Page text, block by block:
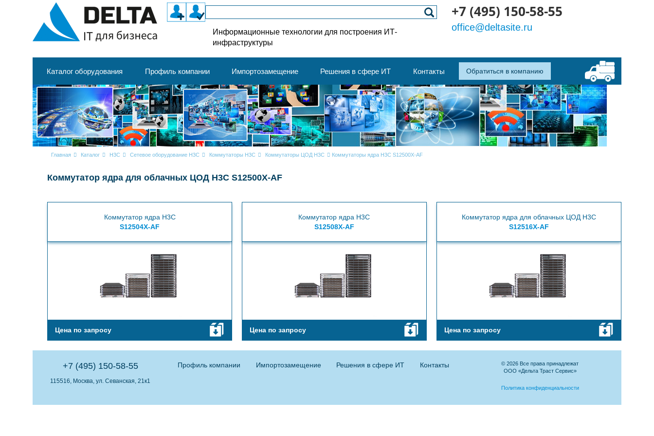
Информационные технологии для построения ИТ-
инфраструктуры
+7 (495) 150-58-55
office@deltasite.ru
Каталог оборудования Профиль компании Импортозамещение Решения в сфере ИТ Контакты Обратиться в компанию
Главная Каталог H3C Сетевое оборудование H3C Коммутаторы H3C Коммутаторы ЦОД H3C Коммутаторы ядра H3C S12500X-AF
Коммутатор ядра для облачных ЦОД H3C S12500X-AF
Коммутатор ядра H3C
S12504X-AF
Цена по запросу
Коммутатор ядра H3C
S12508X-AF
Цена по запросу
Коммутатор ядра для облачных ЦОД H3C
S12516X-AF
Цена по запросу
+7 (495) 150-58-55
115516, Москва, ул. Севанская, 21к1
Профиль компании Импортозамещение Решения в сфере ИТ Контакты
© 2026 Все права принадлежат
ООО «Дельта Траст Сервис»
Политика конфиденциальности